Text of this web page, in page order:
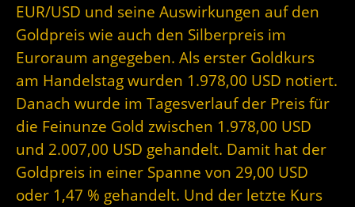
EUR/USD und seine Auswirkungen auf den
Goldpreis wie auch den Silberpreis im
Euroraum angegeben. Als erster Goldkurs
am Handelstag wurden 1.978,00 USD notiert.
Danach wurde im Tagesverlauf der Preis für
die Feinunze Gold zwischen 1.978,00 USD
und 2.007,00 USD gehandelt. Damit hat der
Goldpreis in einer Spanne von 29,00 USD
oder 1,47 % gehandelt. Und der letzte Kurs